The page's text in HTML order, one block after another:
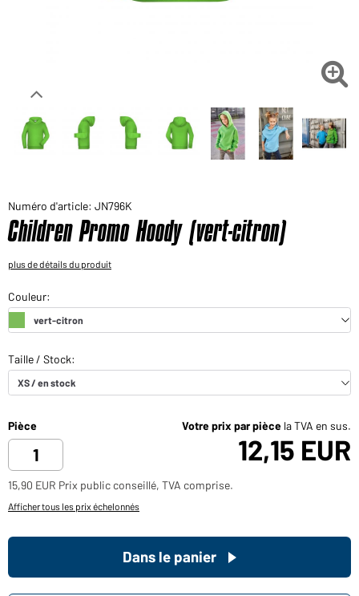

Numéro d'article: JN796K
Children Promo Hoody (vert-citron)
plus de détails du produit
Pièce Votre prix par pièce la TVA en sus.
12,15 EUR
15,90 EUR Prix public conseillé, TVA comprise.
Afficher tous les prix échelonnés
Dans le panier